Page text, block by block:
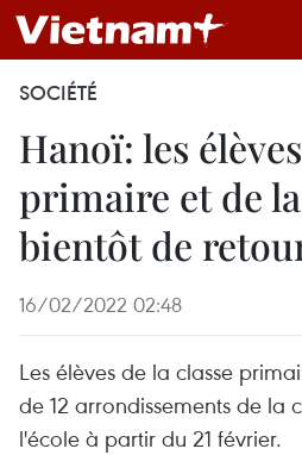
SOCIÉTÉ
Hanoï: les
primaire et de
bientôt de
16/02/2022 02:48
Les élèves de la classe
de 12 arrondissements de la
l'école à partir du 21 février.